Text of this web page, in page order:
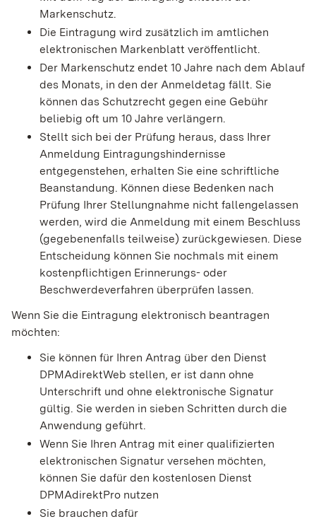
Markenschutz.
Die Eintragung wird zusätzlich im amtlichen
elektronischen Markenblatt veröffentlicht.
Der Markenschutz endet 10 Jahre nach dem Ablauf
des Monats, in den der Anmeldetag fällt. Sie
können das Schutzrecht gegen eine Gebühr
beliebig oft um 10 Jahre verlängern.
Stellt sich bei der Prüfung heraus, dass Ihrer
Anmeldung Eintragungshindernisse
entgegenstehen, erhalten Sie eine schriftliche
Beanstandung. Können diese Bedenken nach
Prüfung Ihrer Stellungnahme nicht fallengelassen
werden, wird die Anmeldung mit einem Beschluss
(gegebenenfalls teilweise) zurückgewiesen. Diese
Entscheidung können Sie nochmals mit einem
kostenpflichtigen Erinnerungs- oder
Beschwerdeverfahren überprüfen lassen.
Wenn Sie die Eintragung elektronisch beantragen
möchten:
Sie können für Ihren Antrag über den Dienst
DPMAdirektWeb stellen, er ist dann ohne
Unterschrift und ohne elektronische Signatur
gültig. Sie werden in sieben Schritten durch die
Anwendung geführt.
Wenn Sie Ihren Antrag mit einer qualifizierten
elektronischen Signatur versehen möchten,
können Sie dafür den kostenlosen Dienst
DPMAdirektPro nutzen
Sie brauchen dafür